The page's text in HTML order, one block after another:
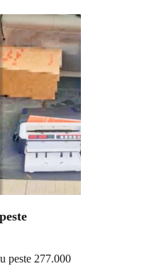
peste 277.000